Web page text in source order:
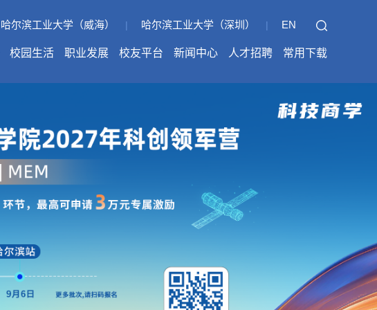
哈尔滨工业大学（威海） | 哈尔滨工业大学（深圳） | EN
校园生活 职业发展 校友平台 新闻中心 人才招聘 常用下载